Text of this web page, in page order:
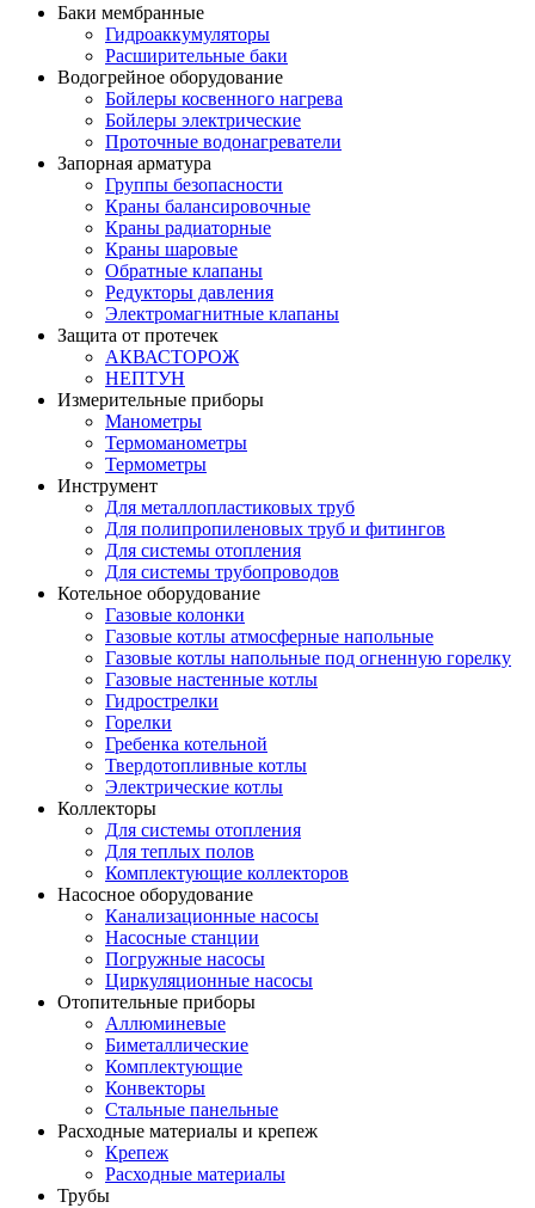
Баки мембранные
Гидроаккумуляторы
Расширительные баки
Водогрейное оборудование
Бойлеры косвенного нагрева
Бойлеры электрические
Проточные водонагреватели
Запорная арматура
Группы безопасности
Краны балансировочные
Краны радиаторные
Краны шаровые
Обратные клапаны
Редукторы давления
Электромагнитные клапаны
Защита от протечек
АКВАСТОРОЖ
НЕПТУН
Измерительные приборы
Манометры
Термоманометры
Термометры
Инструмент
Для металлопластиковых труб
Для полипропиленовых труб и фитингов
Для системы отопления
Для системы трубопроводов
Котельное оборудование
Газовые колонки
Газовые котлы атмосферные напольные
Газовые котлы напольные под огненную горелку
Газовые настенные котлы
Гидрострелки
Горелки
Гребенка котельной
Твердотопливные котлы
Электрические котлы
Коллекторы
Для системы отопления
Для теплых полов
Комплектующие коллекторов
Насосное оборудование
Канализационные насосы
Насосные станции
Погружные насосы
Циркуляционные насосы
Отопительные приборы
Аллюминевые
Биметаллические
Комплектующие
Конвекторы
Стальные панельные
Расходные материалы и крепеж
Крепеж
Расходные материалы
Трубы